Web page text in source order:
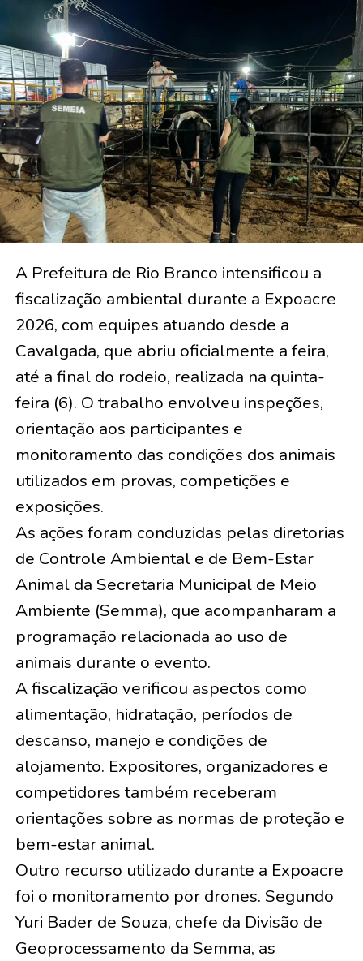
A Prefeitura de Rio Branco intensificou a
fiscalização ambiental durante a Expoacre
2026, com equipes atuando desde a
Cavalgada, que abriu oficialmente a feira,
até a final do rodeio, realizada na quinta-
feira (6). O trabalho envolveu inspeções,
orientação aos participantes e
monitoramento das condições dos animais
utilizados em provas, competições e
exposições.
As ações foram conduzidas pelas diretorias
de Controle Ambiental e de Bem-Estar
Animal da Secretaria Municipal de Meio
Ambiente (Semma), que acompanharam a
programação relacionada ao uso de
animais durante o evento.
A fiscalização verificou aspectos como
alimentação, hidratação, períodos de
descanso, manejo e condições de
alojamento. Expositores, organizadores e
competidores também receberam
orientações sobre as normas de proteção e
bem-estar animal.
Outro recurso utilizado durante a Expoacre
foi o monitoramento por drones. Segundo
Yuri Bader de Souza, chefe da Divisão de
Geoprocessamento da Semma, as